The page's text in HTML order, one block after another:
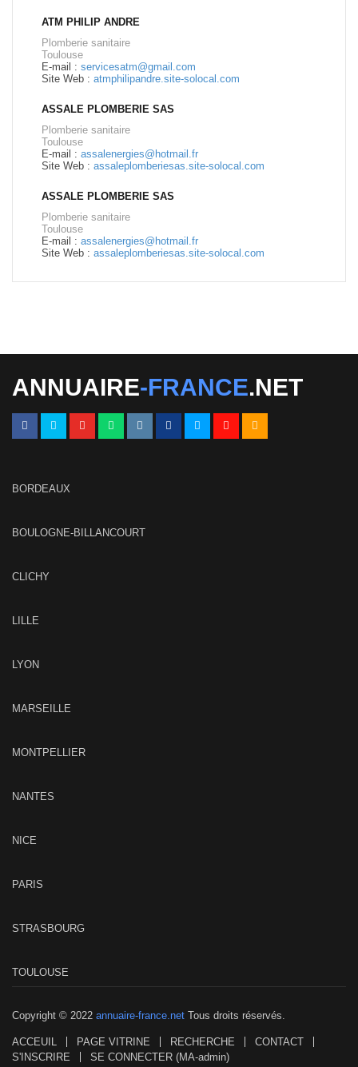
ATM PHILIP ANDRE
Plomberie sanitaire
Toulouse
E-mail : servicesatm@gmail.com
Site Web : atmphilipandre.site-solocal.com
ASSALE PLOMBERIE SAS
Plomberie sanitaire
Toulouse
E-mail : assalenergies@hotmail.fr
Site Web : assaleplomberiesas.site-solocal.com
ASSALE PLOMBERIE SAS
Plomberie sanitaire
Toulouse
E-mail : assalenergies@hotmail.fr
Site Web : assaleplomberiesas.site-solocal.com
ANNUAIRE-FRANCE.NET
BORDEAUX
BOULOGNE-BILLANCOURT
CLICHY
LILLE
LYON
MARSEILLE
MONTPELLIER
NANTES
NICE
PARIS
STRASBOURG
TOULOUSE
Copyright © 2022 annuaire-france.net Tous droits réservés.
ACCEUIL PAGE VITRINE RECHERCHE
CONTACT
S'INSCRIRE
SE CONNECTER (MA-admin)